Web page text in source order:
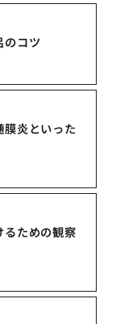
のコツ
炎といった
るための観察